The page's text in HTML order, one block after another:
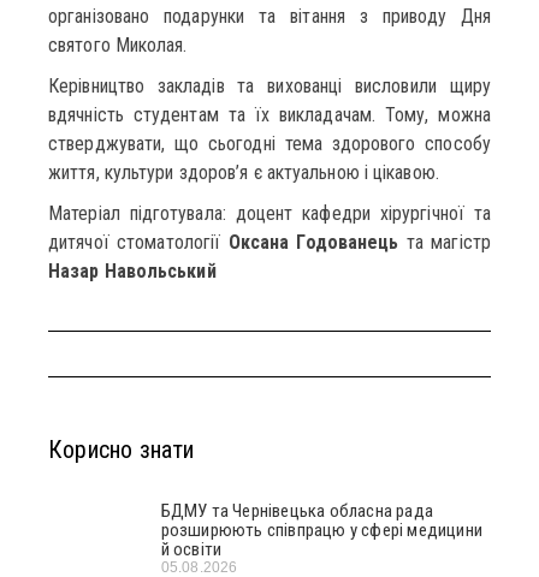
організовано подарунки та вітання з приводу Дня
святого Миколая.
Керівництво закладів та вихованці висловили щиру
вдячність студентам та їх викладачам. Тому, можна
стверджувати, що сьогодні тема здорового способу
життя, культури здоров’я є актуальною і цікавою.
Матеріал підготувала: доцент кафедри хірургічної та
дитячої стоматології Оксана Годованець та магістр
Назар Навольський
Корисно знати
БДМУ та Чернівецька обласна рада
розширюють співпрацю у сфері медицини
й освіти
05.08.2026